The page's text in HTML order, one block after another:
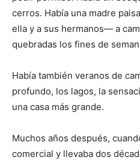
cerros. Había una madre
ella y a sus hermanos— a
quebradas los fines de
Había también veranos de
profundo, los lagos, la
una casa más grande.
Muchos años después,
comercial y llevaba dos